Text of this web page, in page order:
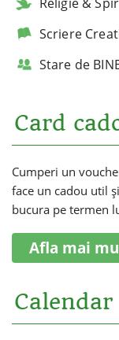
Scriere
Stare de
Card
Cumperi un
face un cadou util
bucura pe termen
Afla mai
Calendar